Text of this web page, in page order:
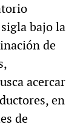
bajo la
de
acercar
en
de